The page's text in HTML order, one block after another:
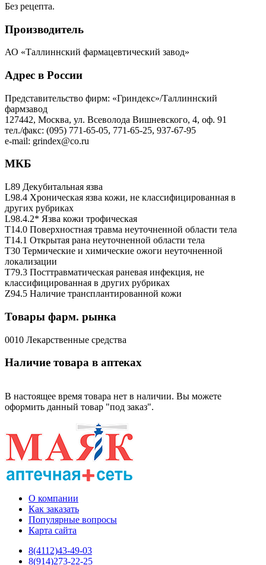
Без рецепта.
Производитель
АО «Таллиннский фармацевтический завод»
Адрес в России
Представительство фирм: «Гриндекс»/Таллиннский
фармзавод
127442, Москва, ул. Всеволода Вишневского, 4, оф. 91
тел./факс: (095) 771-65-05, 771-65-25, 937-67-95
e-mail: grindex@co.ru
МКБ
L89 Декубитальная язва
L98.4 Хроническая язва кожи, не классифицированная в
других рубриках
L98.4.2* Язва кожи трофическая
T14.0 Поверхностная травма неуточненной области тела
T14.1 Открытая рана неуточненной области тела
T30 Термические и химические ожоги неуточненной
локализации
T79.3 Посттравматическая раневая инфекция, не
классифицированная в других рубриках
Z94.5 Наличие трансплантированной кожи
Товары фарм. рынка
0010 Лекарственные средства
Наличие товара в аптеках
В настоящее время товара нет в наличии. Вы можете
оформить данный товар "под заказ".
О компании
Как заказать
Популярные вопросы
Карта сайта
8(4112)43-49-03
8(914)273-22-25